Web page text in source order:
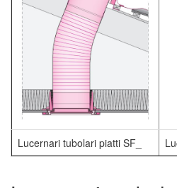
Lucernari tubolari piatti SF_